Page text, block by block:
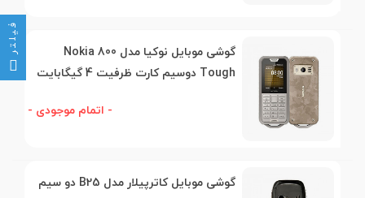
گوشی موبایل نوکیا مدل Nokia 800
Tough دوسیم کارت ظرفیت 4 گیگابایت
- اتمام موجودی -
گوشی موبایل کاترپیلار مدل B25 دو سیم
فیلتر